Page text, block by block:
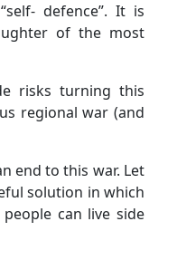
defence”. It is
of the most
risks turning this
regional war (and
end to this war. Let
solution in which
can live side